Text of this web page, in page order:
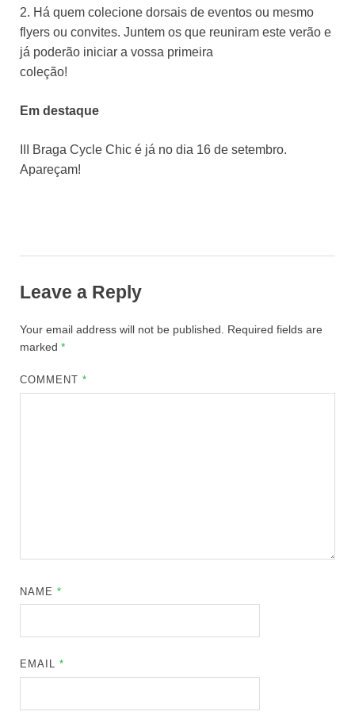
2. Há quem colecione dorsais de eventos ou mesmo
flyers ou convites. Juntem os que reuniram este verão e
já poderão iniciar a vossa primeira
coleção!
Em destaque
III Braga Cycle Chic é já no dia 16 de setembro.
Apareçam!
Leave a Reply
Your email address will not be published.
Required fields are
marked *
COMMENT*
NAME*
EMAIL*